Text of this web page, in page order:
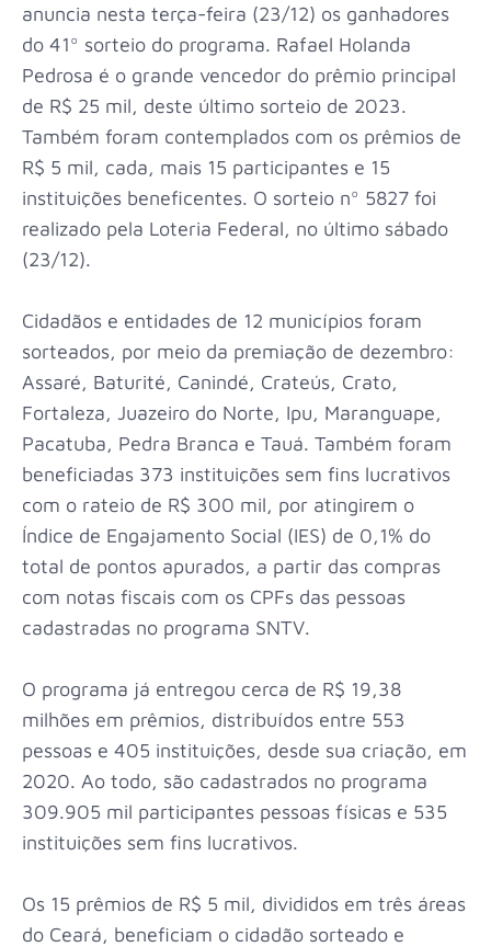
anuncia nesta terça-feira (23/12) os ganhadores
do 41º sorteio do programa. Rafael Holanda
Pedrosa é o grande vencedor do prêmio principal
de R$ 25 mil, deste último sorteio de 2023.
Também foram contemplados com os prêmios de
R$ 5 mil, cada, mais 15 participantes e 15
instituições beneficentes. O sorteio nº 5827 foi
realizado pela Loteria Federal, no último sábado
(23/12).
Cidadãos e entidades de 12 municípios foram
sorteados, por meio da premiação de dezembro:
Assaré, Baturité, Canindé, Crateús, Crato,
Fortaleza, Juazeiro do Norte, Ipu, Maranguape,
Pacatuba, Pedra Branca e Tauá. Também foram
beneficiadas 373 instituições sem fins lucrativos
com o rateio de R$ 300 mil, por atingirem o
Índice de Engajamento Social (IES) de 0,1% do
total de pontos apurados, a partir das compras
com notas fiscais com os CPFs das pessoas
cadastradas no programa SNTV.
O programa já entregou cerca de R$ 19,38
milhões em prêmios, distribuídos entre 553
pessoas e 405 instituições, desde sua criação, em
2020. Ao todo, são cadastrados no programa
309.905 mil participantes pessoas físicas e 535
instituições sem fins lucrativos.
Os 15 prêmios de R$ 5 mil, divididos em três áreas
do Ceará, beneficiam o cidadão sorteado e